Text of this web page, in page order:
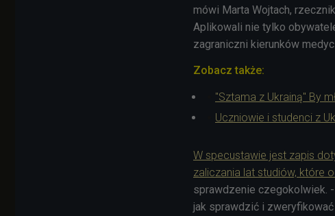
mówi Marta Wojtach,
Aplikowali nie tylko
zagraniczni kierunków
Zobacz także:
"Sztama z Ukrainą" By
Uczniowie i studenci z
W specustawie jest zapis
zaliczania lat studiów, które
sprawdzenie czegokolwiek.
jak sprawdzić i zweryfikować